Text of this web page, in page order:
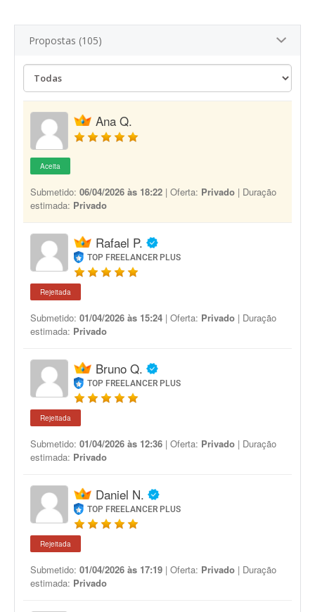
Propostas (105)
Ana Q.
Aceita
Submetido: 06/04/2026 às 18:22 | Oferta: Privado | Duração
estimada: Privado
Rafael P.
TOP FREELANCER PLUS
Rejeitada
Submetido: 01/04/2026 às 15:24 | Oferta: Privado | Duração
estimada: Privado
Bruno Q.
TOP FREELANCER PLUS
Rejeitada
Submetido: 01/04/2026 às 12:36 | Oferta: Privado | Duração
estimada: Privado
Daniel N.
TOP FREELANCER PLUS
Rejeitada
Submetido: 01/04/2026 às 17:19 | Oferta: Privado | Duração
estimada: Privado